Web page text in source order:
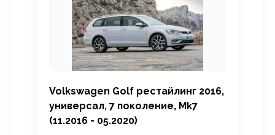
Volkswagen Golf рестайлинг 2016,
универсал, 7 поколение, Mk7
(11.2016 - 05.2020)